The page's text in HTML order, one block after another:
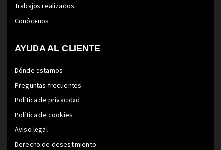
Trabajos realizados
Conócenos
AYUDA AL CLIENTE
Dónde estamos
Preguntas frecuentes
Política de privacidad
Política de cookies
Aviso legal
Derecho de desestimiento